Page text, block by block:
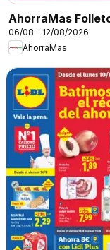
AhorraMas
06/08 - 12/08/2026
AhorraMas